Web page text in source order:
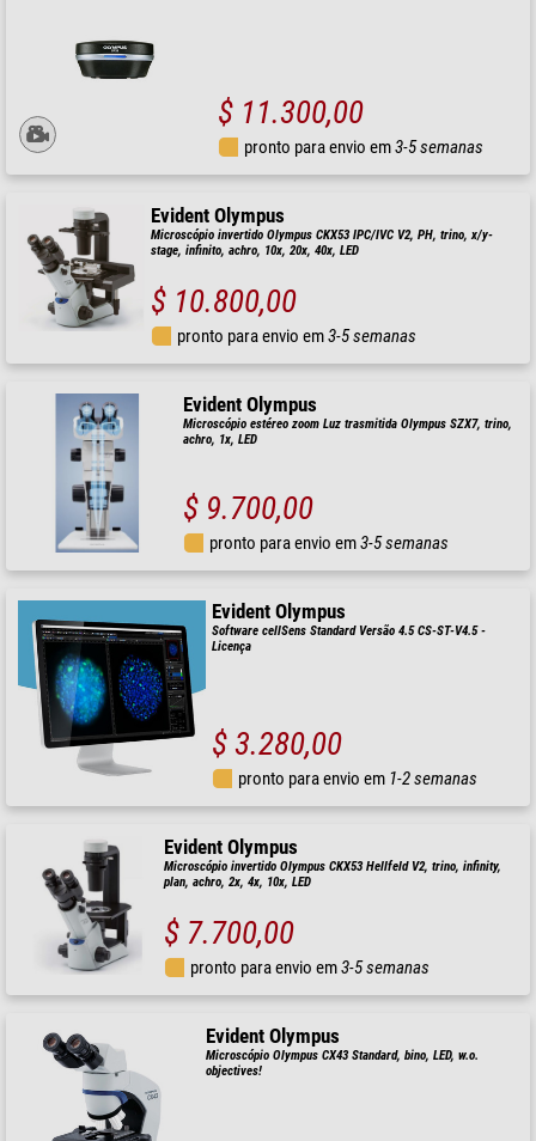
$ 11.300,00
pronto para envio em3-5 semanas
Evident Olympus
Microscópio invertido Olympus CKX53 IPC/IVC V2, PH, trino, x/y-
stage, infinito, achro, 10x, 20x, 40x, LED
$ 10.800,00
pronto para envio em3-5 semanas
Evident Olympus
Microscópio estéreo zoom Luz trasmitida Olympus SZX7, trino,
achro, 1x, LED
$ 9.700,00
pronto para envio em3-5 semanas
Evident Olympus
Software cellSens Standard Versão 4.5 CS-ST-V4.5 -
Licença
$ 3.280,00
pronto para envio em 1-2 semanas
Evident Olympus
Microscópio invertido Olympus CKX53 Hellfeld V2, trino, infinity,
plan, achro, 2x, 4x, 10x, LED
$ 7.700,00
pronto para envio em3-5 semanas
Evident Olympus
Microscópio Olympus CX43 Standard, bino, LED, w.o.
objectives!